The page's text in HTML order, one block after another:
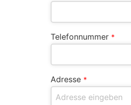
Telefonnummer *
Adresse *